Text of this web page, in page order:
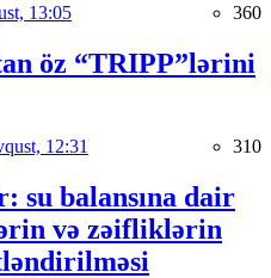
13:05 360
öz “TRIPP”lərini
12:31 310
su balansına dair
və zəifliklərin